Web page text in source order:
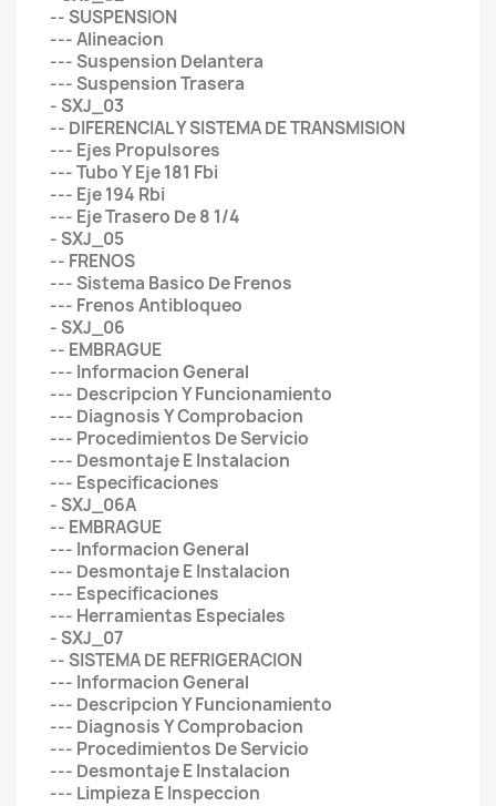
-- SUSPENSION
--- Alineacion
--- Suspension Delantera
--- Suspension Trasera
- SXJ_03
-- DIFERENCIAL Y SISTEMA DE TRANSMISION
--- Ejes Propulsores
--- Tubo Y Eje 181 Fbi
--- Eje 194 Rbi
--- Eje Trasero De 8 1/4
- SXJ_05
-- FRENOS
--- Sistema Basico De Frenos
--- Frenos Antibloqueo
- SXJ_06
-- EMBRAGUE
--- Informacion General
--- Descripcion Y Funcionamiento
--- Diagnosis Y Comprobacion
--- Procedimientos De Servicio
--- Desmontaje E Instalacion
--- Especificaciones
- SXJ_06A
-- EMBRAGUE
--- Informacion General
--- Desmontaje E Instalacion
--- Especificaciones
--- Herramientas Especiales
- SXJ_07
-- SISTEMA DE REFRIGERACION
--- Informacion General
--- Descripcion Y Funcionamiento
--- Diagnosis Y Comprobacion
--- Procedimientos De Servicio
--- Desmontaje E Instalacion
--- Limpieza E Inspeccion